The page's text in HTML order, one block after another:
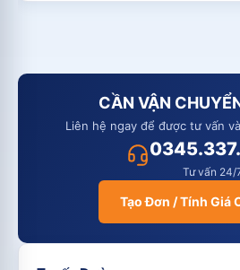
CẦN VẬN
Liên hệ ngay để được tư vấn
Tư vấn 24/
Tạo Đơn / Tính Giá